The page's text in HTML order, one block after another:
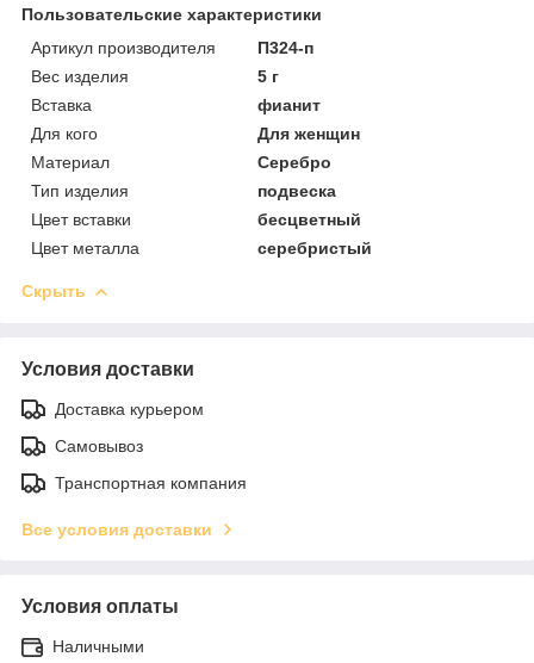
Пользовательские характеристики
Артикул производителя
П324-п
Вес изделия
5 г
Вставка
фианит
Для кого
Для женщин
Материал
Серебро
Тип изделия
подвеска
Цвет вставки
бесцветный
Цвет металла
серебристый
Скрыть
Условия доставки
Доставка курьером
Самовывоз
Транспортная компания
Все условия доставки
Условия оплаты
Наличными